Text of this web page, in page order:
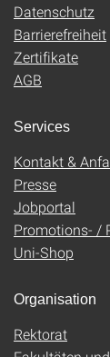
Datenschutz
Barrierefreiheit
Zertifikate
AGB
Services
Kontakt &
Presse
Jobportal
Promotions- /
Uni-Shop
Organisation
Rektorat